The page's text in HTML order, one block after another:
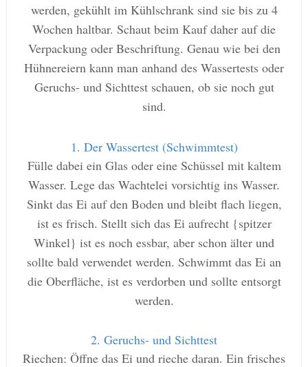
werden, gekühlt im Kühlschrank sind sie bis zu 4
Wochen haltbar. Schaut beim Kauf daher auf die
Verpackung oder Beschriftung. Genau wie bei den
Hühnereiern kann man anhand des Wassertests oder
Geruchs- und Sichttest schauen, ob sie noch gut
sind.
1. Der Wassertest (Schwimmtest)
Fülle dabei ein Glas oder eine Schüssel mit kaltem
Wasser. Lege das Wachtelei vorsichtig ins Wasser.
Sinkt das Ei auf den Boden und bleibt flach liegen,
ist es frisch. Stellt sich das Ei aufrecht {spitzer
Winkel} ist es noch essbar, aber schon älter und
sollte bald verwendet werden. Schwimmt das Ei an
die Oberfläche, ist es verdorben und sollte entsorgt
werden.
2. Geruchs- und Sichttest
Riechen: Öffne das Ei und rieche daran. Ein frisches